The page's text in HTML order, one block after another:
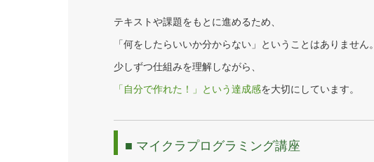
テキストや課題をもとに進めるため、
「何をしたらいいか分からない」ということはありません。
少しずつ仕組みを理解しながら、
「自分で作れた！」という達成感を大切にしています。
■ マイクラプログラミング講座